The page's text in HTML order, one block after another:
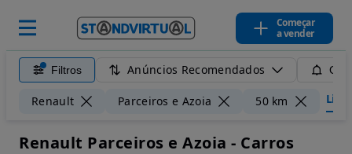
Começar
a vender
Filtros Anúncios Recomendados
Renault Parceiros e Azoia 50 km
Renault Parceiros e Azoia - Carros